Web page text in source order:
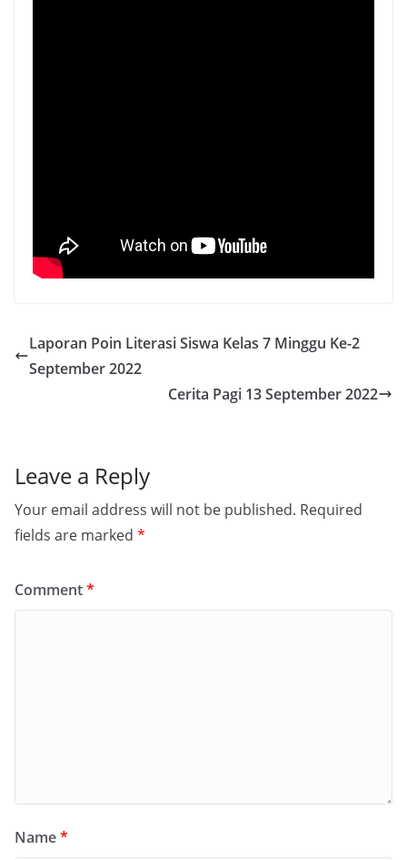
Laporan Poin Literasi Siswa Kelas 7 Minggu Ke-2
September 2022
Cerita Pagi 13 September 2022
Leave a Reply
Your email address will not be published. Required
fields are marked *
Comment*
Name*